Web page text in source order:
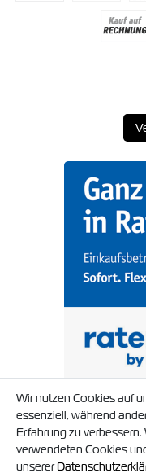
Wir nutzen Cookies auf
essenziell, während
Erfahrung zu
verwendeten Cookies
unserer